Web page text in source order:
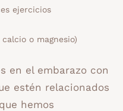
ejercicios
o magnesio)
en el embarazo con
estén relacionados
hemos